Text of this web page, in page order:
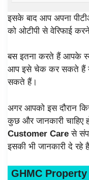
इसके बाद आप अपना
को ओटीपी से वेरिफाई
बस इतना करते हैं आपके
आप इसे चेक कर सकते हैं
सकते हैं।
अगर आपको इस दौरान
कुछ और जानकारी चाहिए
Customer Care से
इसकी भी जानकारी दे रहे
GHMC